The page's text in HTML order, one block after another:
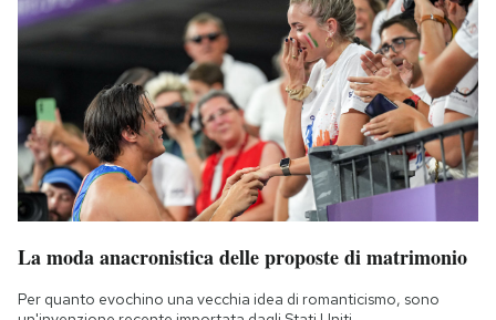
La moda anacronistica delle proposte di matrimonio
Per quanto evochino una vecchia idea di romanticismo, sono